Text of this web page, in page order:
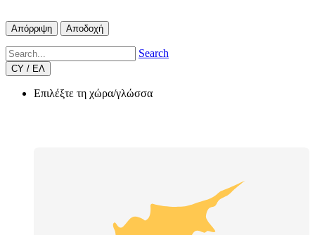
Απόρριψη Αποδοχή
Search
CY / ΕΛ
Επιλέξτε τη χώρα/γλώσσα